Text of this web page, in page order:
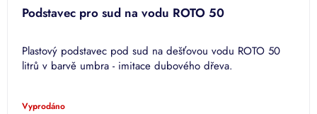
Podstavec pro sud na vodu ROTO 50
Plastový podstavec pod sud na dešťovou vodu ROTO 50
litrů v barvě umbra - imitace dubového dřeva.
Vyprodáno